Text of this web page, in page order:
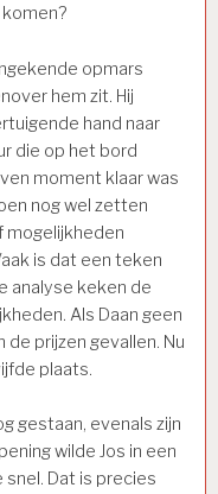
opmars
hem zit. Hij
hand naar
die op het bord
moment klaar was
nog wel zetten
mogelijkheden
is dat een teken
analyse keken de
Als Daan geen
prijzen gevallen. Nu
plaats.
gestaan, evenals zijn
wilde Jos in een
Dat is precies